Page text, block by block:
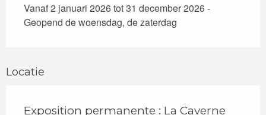
Vanaf 2 januari 2026 tot 31 december 2026 -
Geopend de woensdag, de zaterdag
Locatie
Exposition permanente : La Caverne